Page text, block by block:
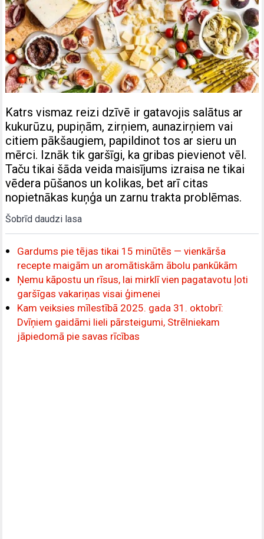
Katrs vismaz reizi dzīvē ir gatavojis salātus ar
kukurūzu, pupiņām, zirņiem, aunazirņiem vai
citiem pākšaugiem, papildinot tos ar sieru un
mērci. Iznāk tik garšīgi, ka gribas pievienot vēl.
Taču tikai šāda veida maisījums izraisa ne tikai
vēdera pūšanos un kolikas, bet arī citas
nopietnākas kuņģa un zarnu trakta problēmas.
Šobrīd daudzi lasa
Gardums pie tējas tikai 15 minūtēs — vienkārša
recepte maigām un aromātiskām ābolu pankūkām
Ņemu kāpostu un rīsus, lai mirklī vien pagatavotu ļoti
garšīgas vakariņas visai ģimenei
Kam veiksies mīlestībā 2025. gada 31. oktobrī:
Dvīņiem gaidāmi lieli pārsteigumi, Strēlniekam
jāpiedomā pie savas rīcības